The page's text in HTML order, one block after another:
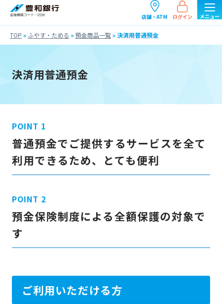
店舗・ATM ログイン
TOP »ふやす・ためる »預金商品一覧»決済用普通預金
決済用普通預金
普通預金でご提供するサービスを全て
利用できるため、とても便利
預金保険制度による全額保護の対象で
す
ご利用いただける方